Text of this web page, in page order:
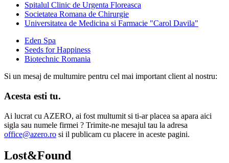
Spitalul Clinic de Urgenta Floreasca
Societatea Romana de Chirurgie
Universitatea de Medicina si Farmacie "Carol Davila"
Eden Spa
Seeds for Happiness
Biotechnic Romania
Si un mesaj de multumire pentru cel mai important client al nostru:
Acesta esti tu.
Ai lucrat cu AZERO, ai fost multumit si ti-ar placea sa apara aici
sigla sau numele firmei ? Trimite-ne mesajul tau la adresa
office@azero.ro si il publicam cu placere in aceste pagini.
Lost&Found